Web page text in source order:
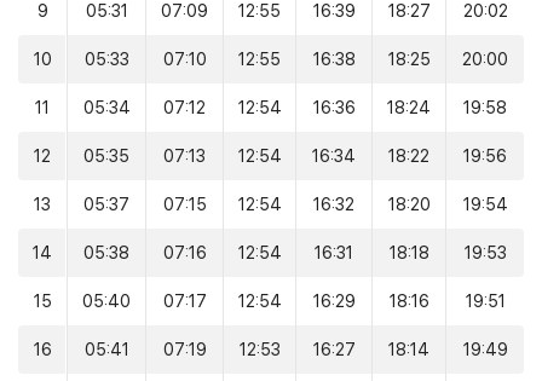
9 05:31 07:09 12:55 16:39 18:27 20:02
10 05:33 07:10 12:55 16:38 18:25 20:00
11 05:34 07:12 12:54 16:36 18:24 19:58
12 05:35 07:13 12:54 16:34 18:22 19:56
13 05:37 07:15 12:54 16:32 18:20 19:54
14 05:38 07:16 12:54 16:31 18:18 19:53
15 05:40 07:17 12:54 16:29 18:16 19:51
16 05:41 07:19 12:53 16:27 18:14 19:49